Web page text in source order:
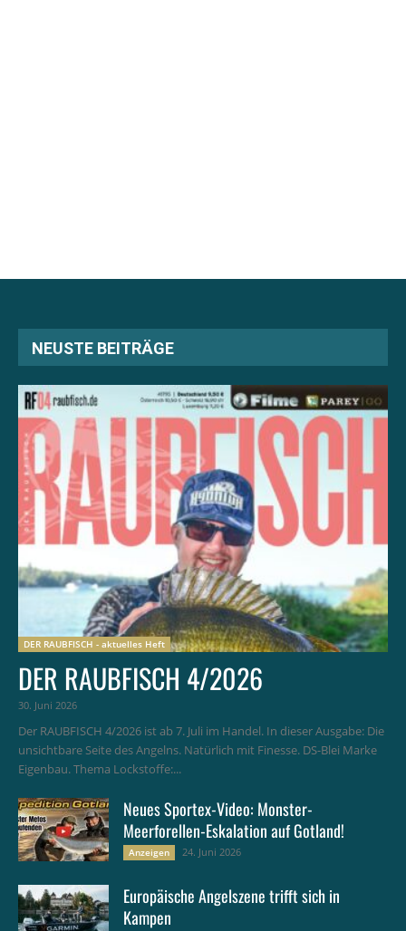
NEUSTE BEITRÄGE
DER RAUBFISCH - aktuelles Heft
DER RAUBFISCH 4/2026
30. Juni 2026
Der RAUBFISCH 4/2026 ist ab 7. Juli im Handel. In dieser Ausgabe: Die
unsichtbare Seite des Angelns. Natürlich mit Finesse. DS-Blei Marke
Eigenbau. Thema Lockstoffe:...
Neues Sportex-Video: Monster-
Meerforellen-Eskalation auf Gotland!
Anzeigen 24. Juni 2026
Europäische Angelszene trifft sich in
Kampen